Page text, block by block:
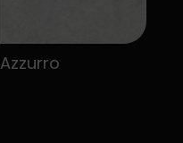
Azzurro